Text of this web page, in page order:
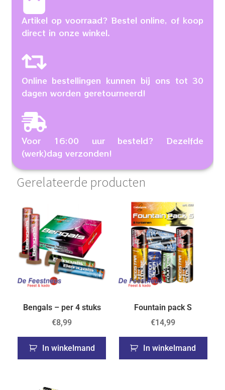
Artikel op voorraad? Bestel online, of koop
direct in onze winkel.
Online bestellingen kunnen bij ons tot 30
dagen worden geretourneerd!
Voor 16:00 uur besteld? Dezelfde
(werk)dag verzonden!
Gerelateerde producten
Bengals – per 4 stuks
€8,99
In winkelmand
Fountain pack S
€14,99
In winkelmand